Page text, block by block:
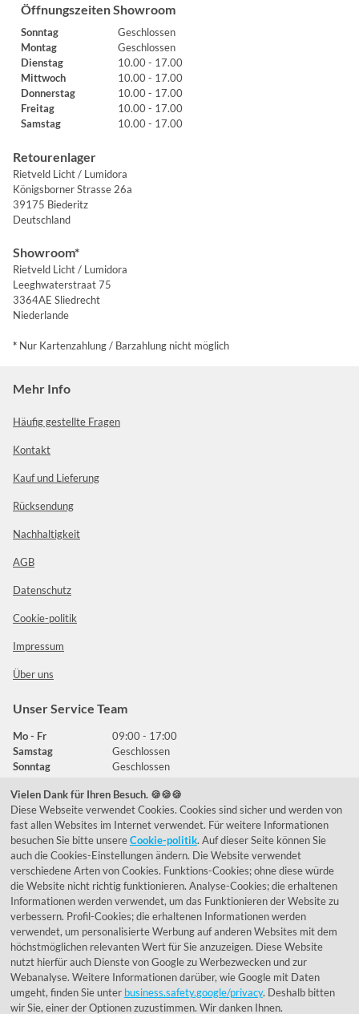
Öffnungszeiten Showroom
Sonntag
Geschlossen
Montag
Geschlossen
Dienstag
10.00 - 17.00
Mittwoch
10.00 - 17.00
Donnerstag
10.00 - 17.00
Freitag
10.00 - 17.00
Samstag
10.00 - 17.00
Retourenlager
Rietveld Licht / Lumidora
Königsborner Strasse 26a
39175 Biederitz
Deutschland
Showroom*
Rietveld Licht / Lumidora
Leeghwaterstraat 75
3364AE Sliedrecht
Niederlande
* Nur Kartenzahlung / Barzahlung nicht möglich
Mehr Info
Häufig gestellte Fragen
Kontakt
Kauf und Lieferung
Rücksendung
Nachhaltigkeit
AGB
Datenschutz
Cookie-politik
Impressum
Über uns
Unser Service Team
Mo - Fr
09:00 - 17:00
Samstag
Geschlossen
Sonntag
Geschlossen
Häufig gestellte Fragen
039292 - 678215
de@lumidora.com
FacebookInstagram
Kundenmeinungen
Exzellent - eKomi.de
Vielen Dank für Ihren Besuch. 🍪🍪🍪
Diese Webseite verwendet Cookies. Cookies sind sicher und werden von
fast allen Websites im Internet verwendet. Für weitere Informationen
besuchen Sie bitte unsereCookie-politik. Auf dieser Seite können Sie
auch die Cookies-Einstellungen ändern. Die Website verwendet
verschiedene Arten von Cookies. Funktions-Cookies; ohne diese würde
die Website nicht richtig funktionieren. Analyse-Cookies; die erhaltenen
Informationen werden verwendet, um das Funktionieren der Website zu
verbessern. Profil-Cookies; die erhaltenen Informationen werden
verwendet, um personalisierte Werbung auf anderen Websites mit dem
höchstmöglichen relevanten Wert für Sie anzuzeigen. Diese Website
nutzt hierfür auch Dienste von Google zu Werbezwecken und zur
Webanalyse. Weitere Informationen darüber, wie Google mit Daten
umgeht, finden Sie unter business.safety.google/privacy. Deshalb bitten
wir Sie, einer der Optionen zuzustimmen. Wir danken Ihnen.